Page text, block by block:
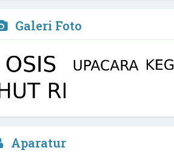
Galeri Foto
Aparatur
Waka Kurikulim